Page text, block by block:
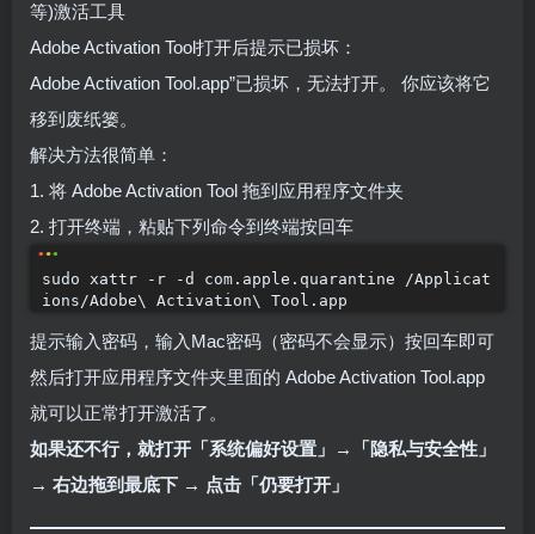
等)激活工具
Adobe Activation Tool打开后提示已损坏：
Adobe Activation Tool.app”已损坏，无法打开。 你应该将它
移到废纸篓。
解决方法很简单：
1. 将 Adobe Activation Tool 拖到应用程序文件夹
2. 打开终端，粘贴下列命令到终端按回车
sudo xattr -r -d com.apple.quarantine /Applicat
ions/Adobe\ Activation\ Tool.app
提示输入密码，输入Mac密码（密码不会显示）按回车即可
然后打开应用程序文件夹里面的 Adobe Activation Tool.app
就可以正常打开激活了。
如果还不行，就打开 「系统偏好设置 」 → 「隐私与安全性 」
→ 右边拖到最底下 → 点击「仍要打开 」